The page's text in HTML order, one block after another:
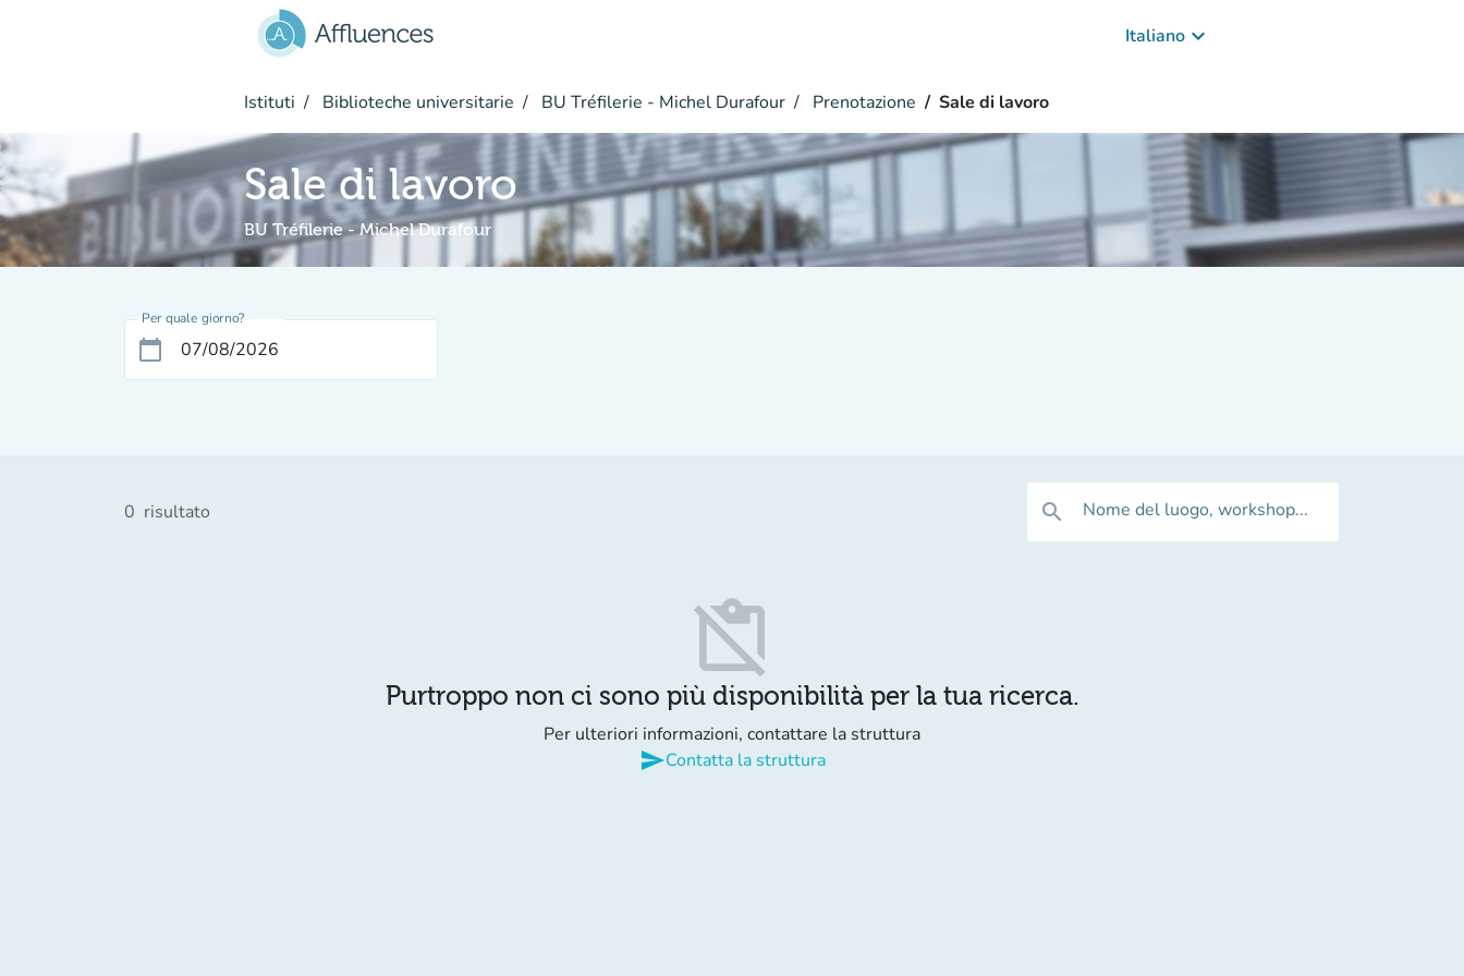
Italiano keyboard_arrow_down
Istituti Biblioteche universitarie BU Tréfilerie - Michel Durafour Prenotazione Sale di lavoro
Sale di lavoro
BU Tréfilerie - Michel Durafour
Per quale giorno?
calendar_today
0 risultato search Nome del luogo, workshop...
content_paste_off
Purtroppo non ci sono più disponibilità per la tua ricerca.
Per ulteriori informazioni, contattare la struttura
sendContatta la struttura